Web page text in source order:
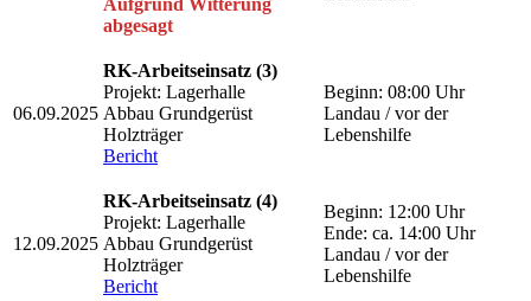
Aufgrund Witterung
abgesagt
06.09.2025
RK-Arbeitseinsatz (3)
Projekt: Lagerhalle
Abbau Grundgerüst
Holzträger
Bericht
Beginn: 08:00 Uhr
Landau / vor der
Lebenshilfe
12.09.2025
RK-Arbeitseinsatz (4)
Projekt: Lagerhalle
Abbau Grundgerüst
Holzträger
Bericht
Beginn: 12:00 Uhr
Ende: ca. 14:00 Uhr
Landau / vor der
Lebenshilfe